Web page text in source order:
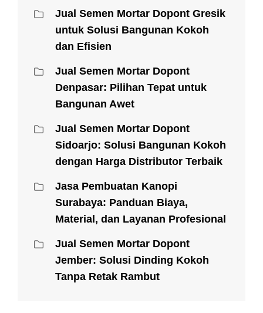
Jual Semen Mortar Dopont Gresik
untuk Solusi Bangunan Kokoh
dan Efisien
Jual Semen Mortar Dopont
Denpasar: Pilihan Tepat untuk
Bangunan Awet
Jual Semen Mortar Dopont
Sidoarjo: Solusi Bangunan Kokoh
dengan Harga Distributor Terbaik
Jasa Pembuatan Kanopi
Surabaya: Panduan Biaya,
Material, dan Layanan Profesional
Jual Semen Mortar Dopont
Jember: Solusi Dinding Kokoh
Tanpa Retak Rambut